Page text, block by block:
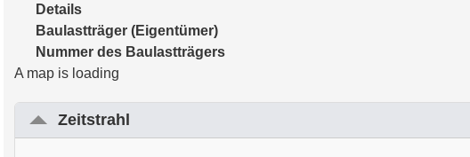
Details
Baulastträger (Eigentümer)
Nummer des Baulastträgers
A map is loading
Zeitstrahl